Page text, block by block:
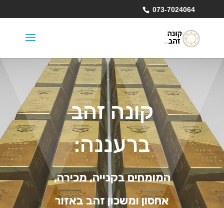
073-7024064
קונה זהב
ברעננה:
המומחים בקנייה, מכירה,
אחסון ומשכון זהב באזור